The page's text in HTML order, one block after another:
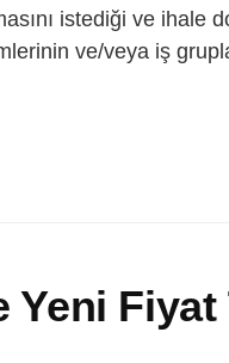
istediği ve ihale
ve/veya iş
Yeni